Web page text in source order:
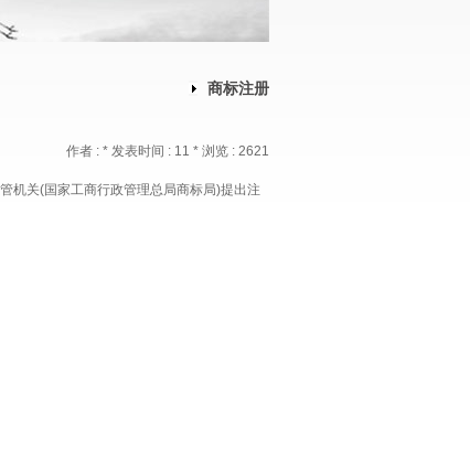
商标注册
作者 : * 发表时间 : 11 * 浏览 : 2621
机关(国家工商行政管理总局商标局)提出注